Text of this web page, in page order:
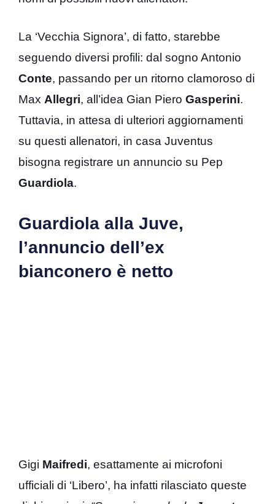
La ‘Vecchia Signora’, di fatto, starebbe
seguendo diversi profili: dal sogno Antonio
Conte, passando per un ritorno clamoroso di
Max Allegri, all’idea Gian Piero Gasperini.
Tuttavia, in attesa di ulteriori aggiornamenti
su questi allenatori, in casa Juventus
bisogna registrare un annuncio su Pep
Guardiola.
Guardiola alla Juve,
l’annuncio dell’ex
bianconero è netto
Gigi Maifredi, esattamente ai microfoni
ufficiali di ‘Libero’, ha infatti rilasciato queste